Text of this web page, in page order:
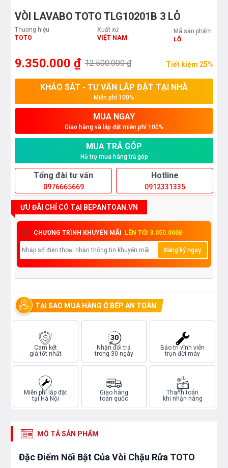
VÒI LAVABO TOTO TLG10201B 3 LỖ
Thương hiệu
TOTO
Xuất xứ
VIỆT NAM
Mã sản phẩm
LỖ
9.350.000 ₫ 12.500.000 ₫ Tiết kiệm 25%
KHẢO SÁT - TƯ VẤN LẮP ĐẶT TẠI NHÀ
Miễn phí 100%
MUA NGAY
Giao hàng và lắp đặt miễn phí 100%
MUA TRẢ GÓP
Hỗ trợ mua hàng trả góp
Tổng đài tư vấn
0976665669
Hotline
0912331335
ƯU ĐÃI CHỈ CÓ TẠI BEPANTOAN.VN
CHƯƠNG TRÌNH KHUYẾN MÃI LÊN TỚI 3.050.000Đ
Đăng ký ngay
TẠI SAO MUA HÀNG Ở BẾP AN TOÀN
Cam kết
giá tốt nhất
Nhận đổi trả
trong 30 ngày
Bảo trì vĩnh viễn
trọn đời máy
Miễn phí lắp đặt
tại Hà Nội
Giao hàng
toàn quốc
Thanh toán
khi nhận hàng
MÔ TẢ SẢN PHẨM
Đặc Điểm Nổi Bật Của Vòi Chậu Rửa TOTO